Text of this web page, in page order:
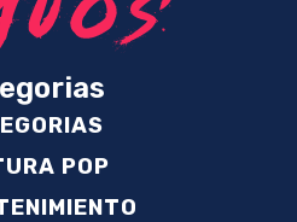
POP